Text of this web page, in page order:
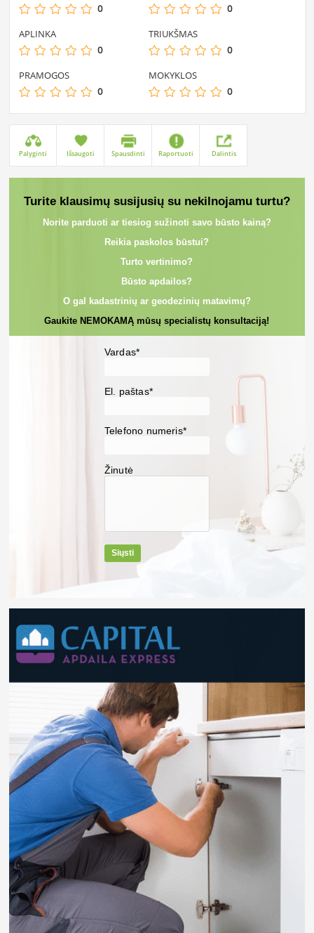
0
0
APLINKA
0
TRIUKŠMAS
0
PRAMOGOS
0
MOKYKLOS
0
Palyginti Išsaugoti Spausdinti Raportuoti Dalintis
Turite klausimų susijusių su nekilnojamu turtu?
Norite parduoti ar tiesiog sužinoti savo būsto kainą?
Reikia paskolos būstui?
Turto vertinimo?
Būsto apdailos?
O gal kadastrinių ar geodezinių matavimų?
Gaukite NEMOKAMĄ mūsų specialistų konsultaciją!
Vardas*
El. paštas*
Telefono numeris*
Žinutė
Siųsti